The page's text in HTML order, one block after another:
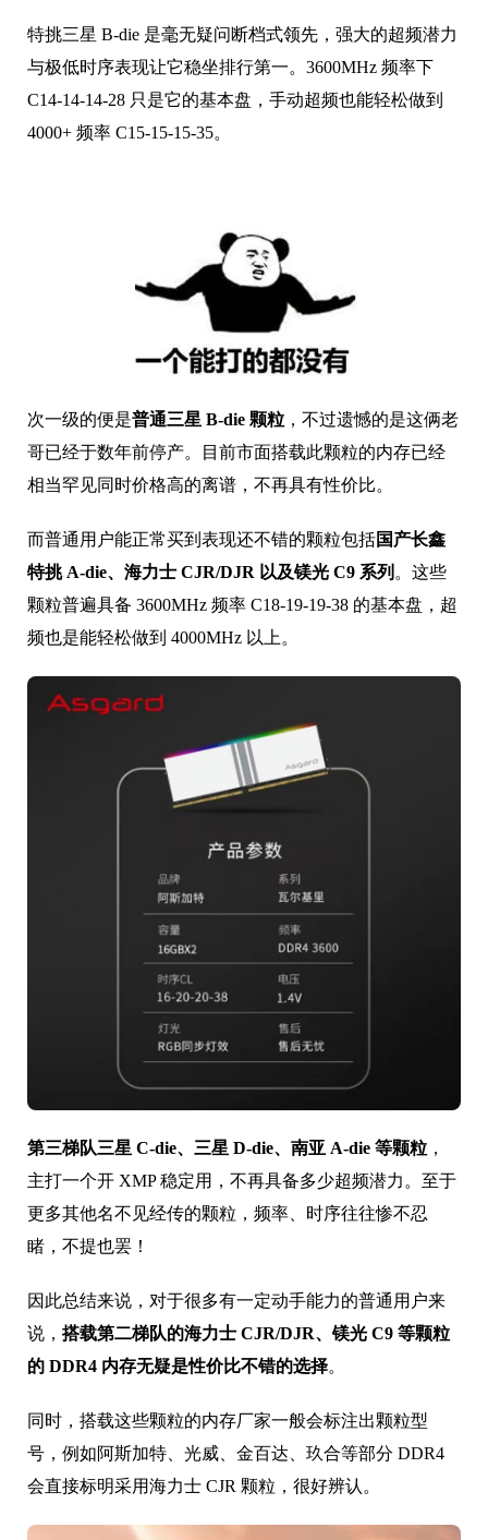
特挑三星 B-die 是毫无疑问断档式领先，强大的超频潜力
与极低时序表现让它稳坐排行第一。3600MHz 频率下
C14-14-14-28 只是它的基本盘，手动超频也能轻松做到
4000+ 频率 C15-15-15-35。
次一级的便是普通三星 B-die 颗粒 ，不过遗憾的是这俩老
哥已经于数年前停产。目前市面搭载此颗粒的内存已经
相当罕见同时价格高的离谱，不再具有性价比。
而普通用户能正常买到表现还不错的颗粒包括国产长鑫
特挑 A-die、海力士 CJR/DJR 以及镁光 C9 系列 。这些
颗粒普遍具备 3600MHz 频率 C18-19-19-38 的基本盘，超
频也是能轻松做到 4000MHz 以上。
第三梯队三星 C-die、三星 D-die、南亚 A-die 等颗粒 ，
主打一个开 XMP 稳定用，不再具备多少超频潜力。至于
更多其他名不见经传的颗粒，频率、时序往往惨不忍
睹，不提也罢！
因此总结来说，对于很多有一定动手能力的普通用户来
说， 搭载第二梯队的海力士 CJR/DJR、镁光 C9 等颗粒
的 DDR4 内存无疑是性价比不错的选择。
同时，搭载这些颗粒的内存厂家一般会标注出颗粒型
号，例如阿斯加特、光威、金百达、玖合等部分 DDR4
会直接标明采用海力士 CJR 颗粒，很好辨认。